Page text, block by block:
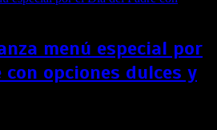
menú especial por
con opciones dulces y